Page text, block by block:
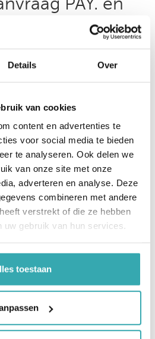
Details Over
van cookies
content en advertenties te
voor social media te bieden
te analyseren. Ook delen we
van onze site met onze
adverteren en analyse. Deze
combineren met andere
verstrekt of die ze hebben
uw gebruik van hun services.
toestaan
PAY. en
PAY. en een bestelzuil
nog een afspraak via